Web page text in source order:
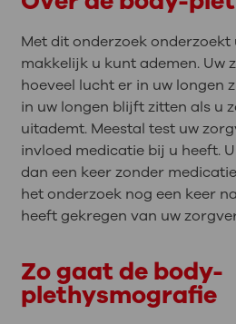
Met dit onderzoek
makkelijk u kunt ademen. Uw
hoeveel lucht er in uw longen
in uw longen blijft zitten als u
uitademt. Meestal test uw
invloed medicatie bij u heeft.
dan een keer zonder
het onderzoek nog een keer
heeft gekregen van uw
Zo gaat de body-
plethysmografie